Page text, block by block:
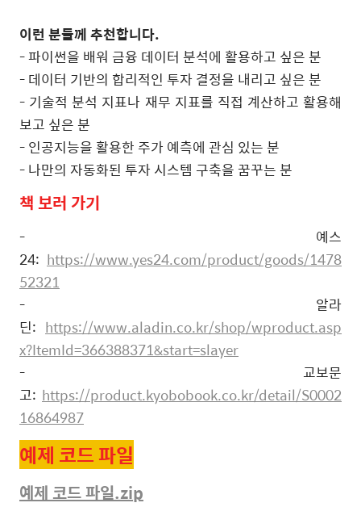
이런분들께추천합니다.
- 파이썬을 배워 금융 데이터 분석에 활용하고 싶은 분
- 데이터 기반의 합리적인 투자 결정을 내리고 싶은 분
- 기술적 분석 지표나 재무 지표를 직접 계산하고 활용해
보고 싶은 분
- 인공지능을 활용한 주가 예측에 관심 있는 분
- 나만의 자동화된 투자 시스템 구축을 꿈꾸는 분
책보러 가기
- 예스
24: https://www.yes24.com/product/goods/1478
52321
- 알라
딘: https://www.aladin.co.kr/shop/wproduct.asp
x?ItemId=366388371&start=slayer
- 교보문
고: https://product.kyobobook.co.kr/detail/S0002
16864987
예제 코드 파일
예제 코드 파일.zip